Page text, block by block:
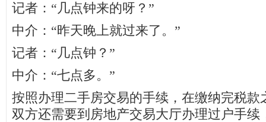
记者：“几点钟来的呀？”
中介：“昨天晚上就过来了。”
记者：“几点钟？”
中介：“七点多。”
按照办理二手房交易的手续，在缴纳完税款
双方还需要到房地产交易大厅办理过户手续